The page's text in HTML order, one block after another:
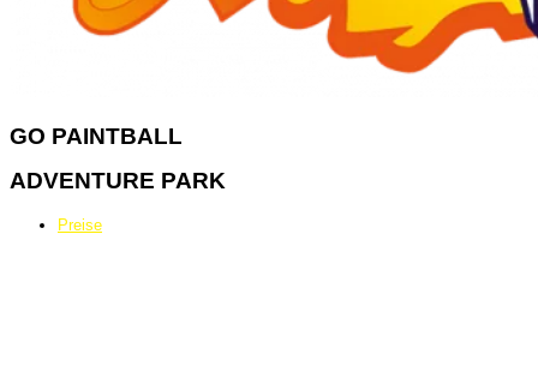
GO PAINTBALL
ADVENTURE PARK
Preise